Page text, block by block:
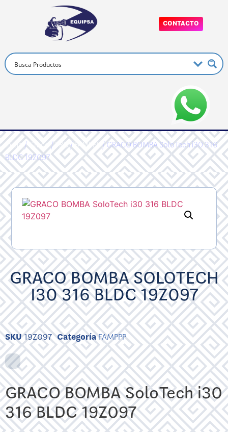
CONTACTO
Inicio/Graco/PRO/FAMPPP/ GRACO BOMBA SoloTech i30 316
BLDC 19Z097
GRACO BOMBA SOLOTECH
I30 316 BLDC 19Z097
SKU19Z097 CategoríaFAMPPP
GRACO BOMBA SoloTech i30
316 BLDC 19Z097